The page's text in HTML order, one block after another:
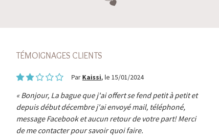
TÉMOIGNAGES CLIENTS
Par Kaissi, le 15/01/2024
Bonjour, La bague que j'ai offert se fend petit à petit et
depuis début décembre j'ai envoyé mail, téléphoné,
message Facebook et aucun retour de votre part! Merci
de me contacter pour savoir quoi faire.